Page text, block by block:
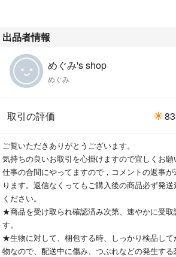
出品者情報
めぐみ's shop
めぐみ
取引の評価
ご覧いただきありがとうございます。
気持ちの良いお取引を心掛けますので宜しくお願
仕事の合間にやってますので，コメントの返事
ります。返信なくってもご購入後の商品必ず発
ください。
★商品を受け取られ確認済み次第、速やかに受取
す。
★生物に対して、梱包する時、しっかり検品して
物なので、配送中に傷み、つぶれなどの発生す